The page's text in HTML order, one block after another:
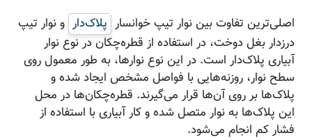
اصلی‌ترین تفاوت بین نوار تیپ خوانسار پلاک‌دار و نوار تیپ
درزدار بغل دوخت، در استفاده از قطره‌چکان در نوع نوار
آبیاری پلاک‌دار است. در این نوع نوارها، به طور معمول روی
سطح نوار، روزنه‌هایی با فواصل مشخص ایجاد شده و
پلاک‌ها بر روی آن‌ها قرار می‌گیرند. قطره‌چکان‌ها در محل
این پلاک‌ها به نوار متصل شده و کار آبیاری با استفاده از
فشار کم انجام می‌شود.